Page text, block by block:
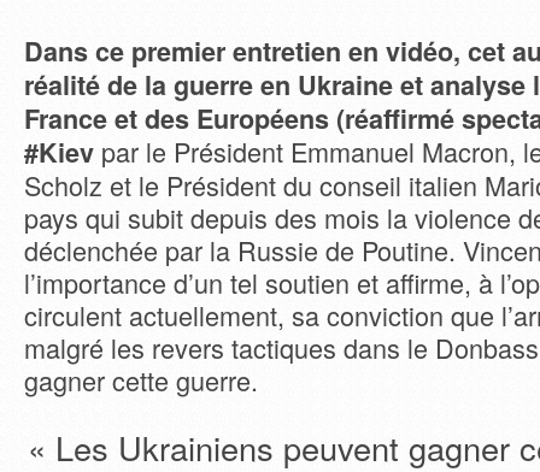
Dans ce premier entretien en vidéo, cet
réalité de la guerre en Ukraine et analyse
France et des Européens (réaffirmé
#Kiev par le Président Emmanuel Macron,
Scholz et le Président du conseil italien
pays qui subit depuis des mois la violence
déclenchée par la Russie de Poutine.
l’importance d’un tel soutien et affirme, à
circulent actuellement, sa conviction que
malgré les revers tactiques dans le
gagner cette guerre.
« Les Ukrainiens peuvent gagner